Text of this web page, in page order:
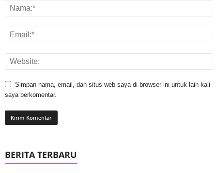
Simpan nama, email, dan situs web saya di browser ini untuk lain kali
saya berkomentar.
BERITA TERBARU